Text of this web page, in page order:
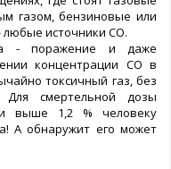
газом, бензиновые или
любые источники СО.
- поражение и даже
концентрации СО в
токсичный газ, без
смертельной дозы
выше 1,2 % человеку
А обнаружит его может